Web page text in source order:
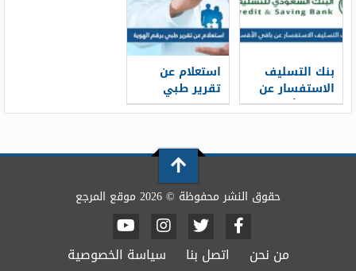
بنك التسليف
الاستفسار عن
باقي الأقساط
استعلام عن
تقرير طبي
برقم الهوية
حقوق النشر محفوظة © 2026 موقع المرجع
من نحن اتصل بنا
سياسة الخصوصية